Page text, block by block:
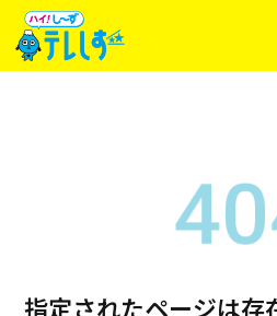
指定されたページは存